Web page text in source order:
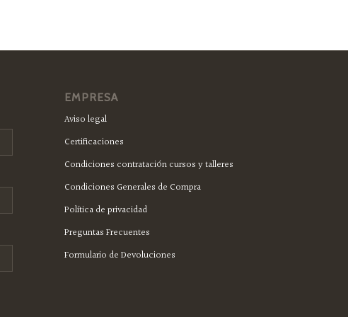
EMPRESA
Aviso legal
Certificaciones
Condiciones contratación cursos y talleres
Condiciones Generales de Compra
Política de privacidad
Preguntas Frecuentes
Formulario de Devoluciones